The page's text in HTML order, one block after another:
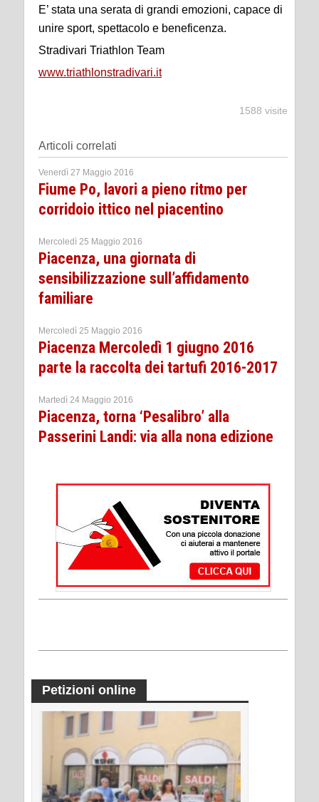
E’ stata una serata di grandi emozioni, capace di
unire sport, spettacolo e beneficenza.
Stradivari Triathlon Team
www.triathlonstradivari.it
1588 visite
Articoli correlati
Venerdì 27 Maggio 2016
Fiume Po, lavori a pieno ritmo per
corridoio ittico nel piacentino
Mercoledì 25 Maggio 2016
Piacenza, una giornata di
sensibilizzazione sull’affidamento
familiare
Mercoledì 25 Maggio 2016
Piacenza Mercoledì 1 giugno 2016
parte la raccolta dei tartufi 2016-2017
Martedì 24 Maggio 2016
Piacenza, torna ‘Pesalibro’ alla
Passerini Landi: via alla nona edizione
Petizioni online